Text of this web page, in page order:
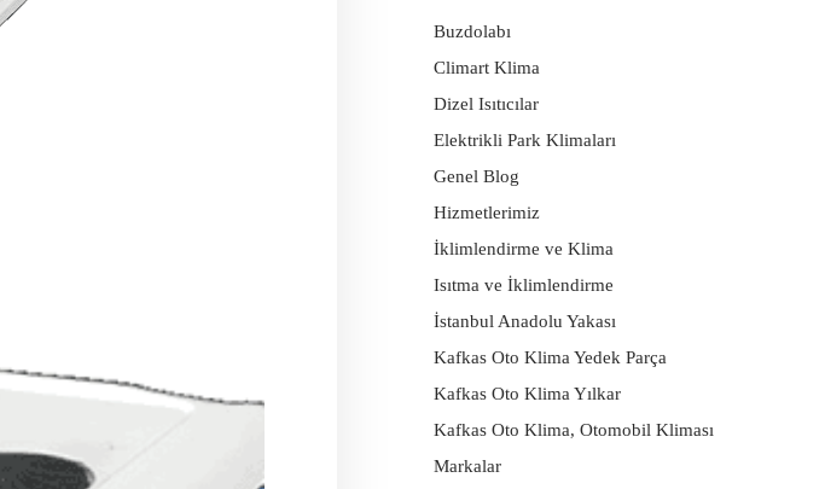
Buzdolabı
Climart Klima
Dizel Isıtıcılar
Elektrikli Park Klimaları
Genel Blog
Hizmetlerimiz
İklimlendirme ve Klima
Isıtma ve İklimlendirme
İstanbul Anadolu Yakası
Kafkas Oto Klima Yedek Parça
Kafkas Oto Klima Yılkar
Kafkas Oto Klima, Otomobil Kliması
Markalar